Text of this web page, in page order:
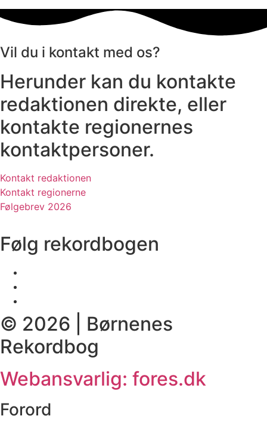
Vil du i kontakt med os?
Herunder kan du kontakte
redaktionen direkte, eller
kontakte regionernes
kontaktpersoner.
Kontakt redaktionen
Kontakt regionerne
Følgebrev 2026
Følg rekordbogen
© 2026 | Børnenes
Rekordbog
Webansvarlig: fores.dk
Forord